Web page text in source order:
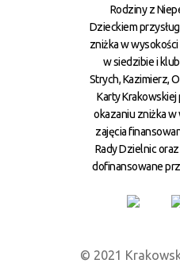
Rodziny z
Dzieckiem
zniżka w wysokości
w siedzibie i
Strych, Kazimierz,
Karty Krakowskiej
okazaniu zniżka w
zajęcia
Rady Dzielnic
dofinansowane
© 2021